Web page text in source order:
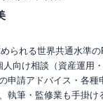
られる世界共通水準
向け相談（資産運用
申請アドバイス・各
執筆・監修業も手掛け